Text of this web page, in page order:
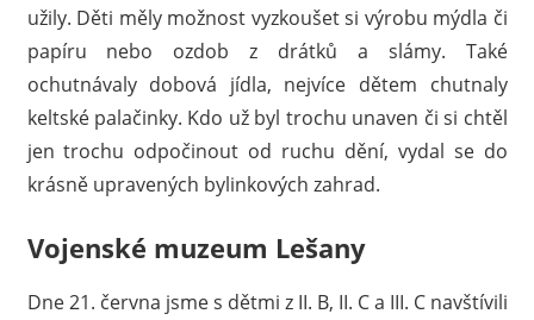
užily. Děti měly možnost vyzkoušet si výrobu mýdla či
papíru nebo ozdob z drátků a slámy. Také
ochutnávaly dobová jídla, nejvíce dětem chutnaly
keltské palačinky. Kdo už byl trochu unaven či si chtěl
jen trochu odpočinout od ruchu dění, vydal se do
krásně upravených bylinkových zahrad.
Vojenské muzeum Lešany
Dne 21. června jsme s dětmi z II. B, II. C a III. C navštívili